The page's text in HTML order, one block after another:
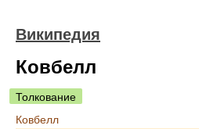
Википедия
Ковбелл
Толкование
Ковбелл